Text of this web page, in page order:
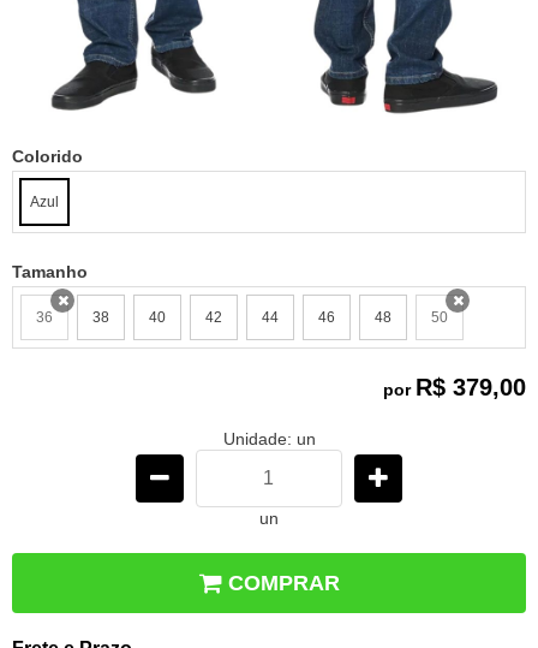
Colorido
Azul
Tamanho
36x 38 40 42 44 46 48 50x
por R$ 379,00
Unidade: un
un
COMPRAR